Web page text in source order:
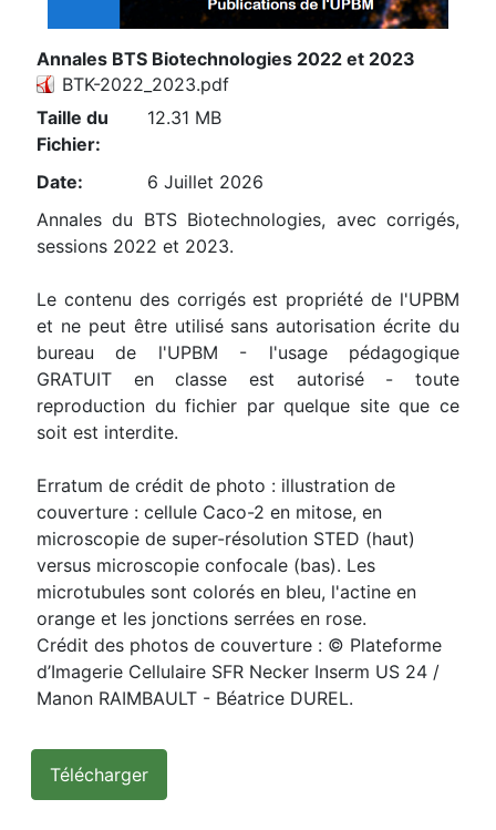
Annales BTS Biotechnologies 2022 et 2023
BTK-2022_2023.pdf
Taille du
Fichier:
12.31 MB
Date:
6 Juillet 2026
Annales du BTS Biotechnologies, avec corrigés,
sessions 2022 et 2023.
Le contenu des corrigés est propriété de l'UPBM
et ne peut être utilisé sans autorisation écrite du
bureau de l'UPBM - l'usage pédagogique
GRATUIT en classe est autorisé - toute
reproduction du fichier par quelque site que ce
soit est interdite.
Erratum de crédit de photo : illustration de
couverture : cellule Caco-2 en mitose, en
microscopie de super-résolution STED (haut)
versus microscopie confocale (bas). Les
microtubules sont colorés en bleu, l'actine en
orange et les jonctions serrées en rose.
Crédit des photos de couverture : © Plateforme
d’Imagerie Cellulaire SFR Necker Inserm US 24 /
Manon RAIMBAULT - Béatrice DUREL.